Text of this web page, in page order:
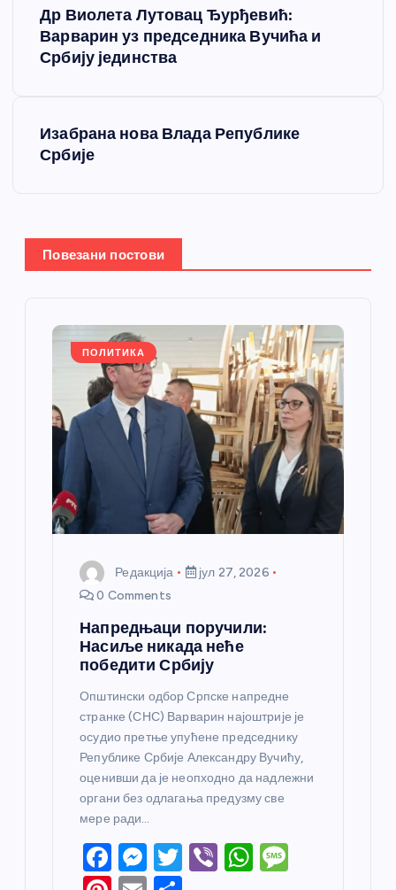
Др Виолета Лутовац Ђурђевић:
Варварин уз председника Вучића и
Србију јединства
Изабрана нова Влада Републике
Србије
Повезани постови
ПОЛИТИКА
Редакција
јул 27, 2026
0 Comments
Напредњаци поручили:
Насиље никада неће
победити Србију
Општински одбор Српске напредне
странке (СНС) Варварин најоштрије је
осудио претње упућене председнику
Републике Србије Александру Вучићу,
оценивши да је неопходно да надлежни
органи без одлагања предузму све
мере ради…
F
M T
Vi W